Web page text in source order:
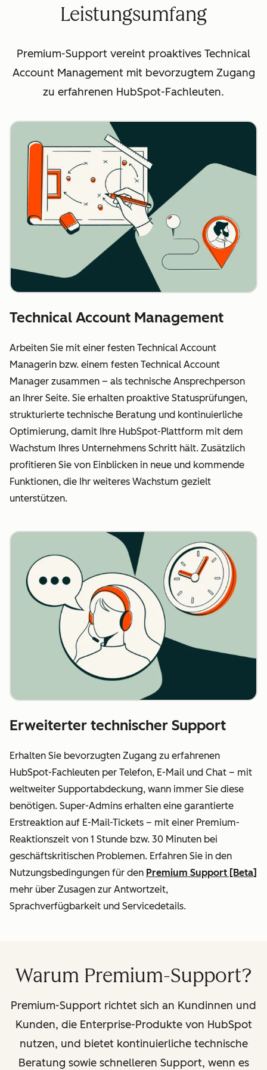
Leistungsumfang
Premium-Support vereint proaktives Technical
Account Management mit bevorzugtem Zugang
zu erfahrenen HubSpot-Fachleuten.
Technical Account Management
Arbeiten Sie mit einer festen Technical Account
Managerin bzw. einem festen Technical Account
Manager zusammen – als technische Ansprechperson
an Ihrer Seite. Sie erhalten proaktive Statusprüfungen,
strukturierte technische Beratung und kontinuierliche
Optimierung, damit Ihre HubSpot-Plattform mit dem
Wachstum Ihres Unternehmens Schritt hält. Zusätzlich
profitieren Sie von Einblicken in neue und kommende
Funktionen, die Ihr weiteres Wachstum gezielt
unterstützen.
Erweiterter technischer Support
Erhalten Sie bevorzugten Zugang zu erfahrenen
HubSpot-Fachleuten per Telefon, E-Mail und Chat – mit
weltweiter Supportabdeckung, wann immer Sie diese
benötigen. Super-Admins erhalten eine garantierte
Erstreaktion auf E-Mail-Tickets – mit einer Premium-
Reaktionszeit von 1 Stunde bzw. 30 Minuten bei
geschäftskritischen Problemen. Erfahren Sie in den
Nutzungsbedingungen für den Premium Support [Beta]
mehr über Zusagen zur Antwortzeit,
Sprachverfügbarkeit und Servicedetails.
Warum Premium-Support?
Premium-Support richtet sich an Kundinnen und
Kunden, die Enterprise-Produkte von HubSpot
nutzen, und bietet kontinuierliche technische
Beratung sowie schnelleren Support, wenn es